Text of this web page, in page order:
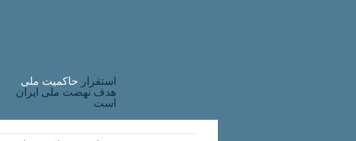
استقرار حاکميت ملی
هدف نهضت ملی ایران
است